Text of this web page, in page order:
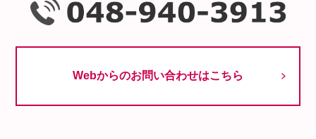
Webからのお問い合わせはこちら